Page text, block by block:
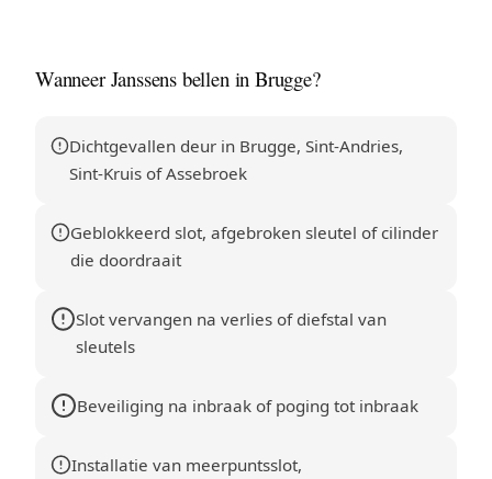
Wanneer Janssens bellen in Brugge?
Dichtgevallen deur in Brugge, Sint-Andries,
Sint-Kruis of Assebroek
Geblokkeerd slot, afgebroken sleutel of cilinder
die doordraait
Slot vervangen na verlies of diefstal van
sleutels
Beveiliging na inbraak of poging tot inbraak
Installatie van meerpuntsslot,